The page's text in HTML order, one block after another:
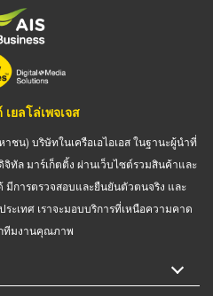
ยลโล่เพจเจส
ชน) บริษัทในเครือเอไอเอส ในฐานะผู้นำที่
ล มาร์เก็ตติ้ง ผ่านเว็บไซต์รวมสินค้าและ
มีการตรวจสอบและยืนยันตัวตนจริง และ
เทศ เราจะมอบบริการที่เหนือความคาด
ทีมงานคุณภาพ